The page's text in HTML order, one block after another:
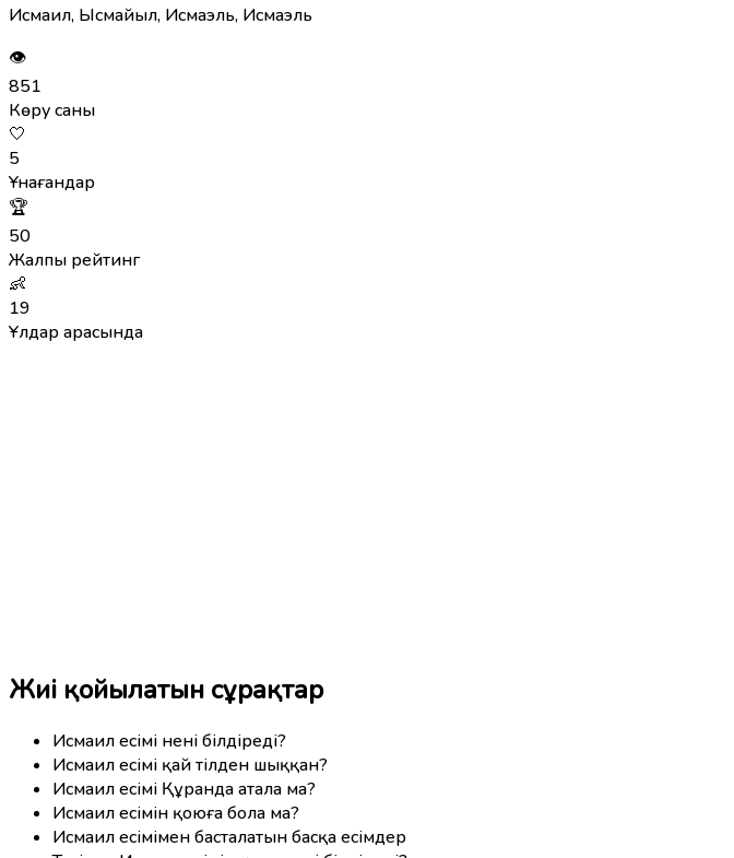
Исмаил, Ысмайыл, Исмаэль, Исмаэль
👁
851
Көру саны
🤍
5
Ұнағандар
🏆
50
Жалпы рейтинг
👶
19
Ұлдар арасында
Жиі қойылатын сұрақтар
Исмаил есімі нені білдіреді?
Исмаил есімі қай тілден шыққан?
Исмаил есімі Құранда атала ма?
Исмаил есімін қоюға бола ма?
Исмаил есімімен басталатын басқа есімдер